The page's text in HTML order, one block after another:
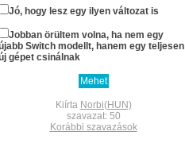
megjelenéskor már egyszer
berendeltem,de meguntam hogy fél év
után sem volt kapható, inkább
elruházkodtam az árát.
Switch megvan az mellé pedig hogy
tánogassam a Japánokat csak egy PS5
jöhet szóba.Nagyon sok rá a jó játék.Az új
kontroller pedig olyan élmény ami csak
PS-en van.A PSVR2 is most jön az pedig
megint egy brutál kütyü.Volt egyes VR-om,
szerettem nagyon.
Jó, hogy lesz egy ilyen változat is
Jobban örültem volna, ha nem egy
Switch modellt, hanem egy teljesen
gépet csinálnak
Kiírta Norbi(HUN)
szavazat: 50
Korábbi szavazások